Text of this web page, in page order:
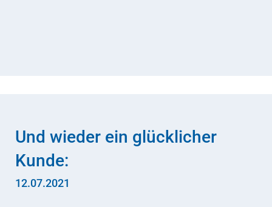
Und wieder ein glücklicher
Kunde:
12.07.2021